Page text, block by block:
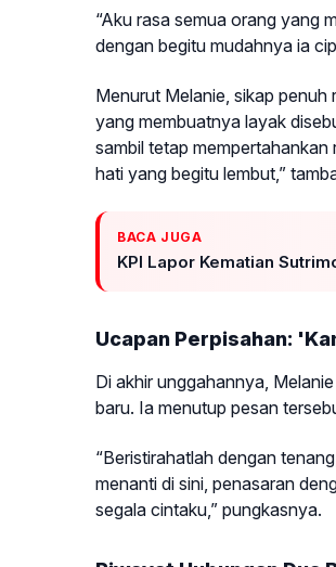
“Aku rasa semua orang yang
dengan begitu mudahnya ia
Menurut Melanie, sikap
yang membuatnya layak
sambil tetap
hati yang begitu lembut,”
BACA JUGA
KPI Lapor Kematian
Ucapan Perpisahan:
Di akhir unggahannya,
baru. Ia menutup pesan
“Beristirahatlah dengan
menanti di sini, penasaran
segala cintaku,” pungkasnya.